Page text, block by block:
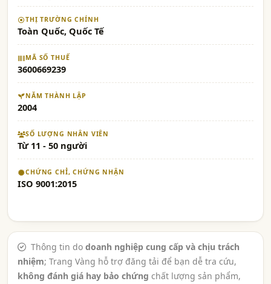
THỊ TRƯỜNG CHÍNH
Toàn Quốc, Quốc Tế
MÃ SỐ THUẾ
3600669239
NĂM THÀNH LẬP
2004
SỐ LƯỢNG NHÂN VIÊN
Từ 11 - 50 người
CHỨNG CHỈ, CHỨNG NHẬN
ISO 9001:2015
Thông tin do doanh nghiệp cung cấp và chịu trách
nhiệm; Trang Vàng hỗ trợ đăng tải để bạn dễ tra cứu,
không đánh giá hay bảo chứng chất lượng sản phẩm,